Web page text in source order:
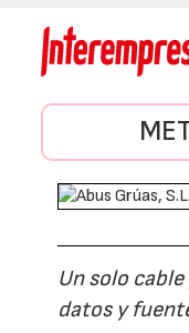
Un solo
datos y